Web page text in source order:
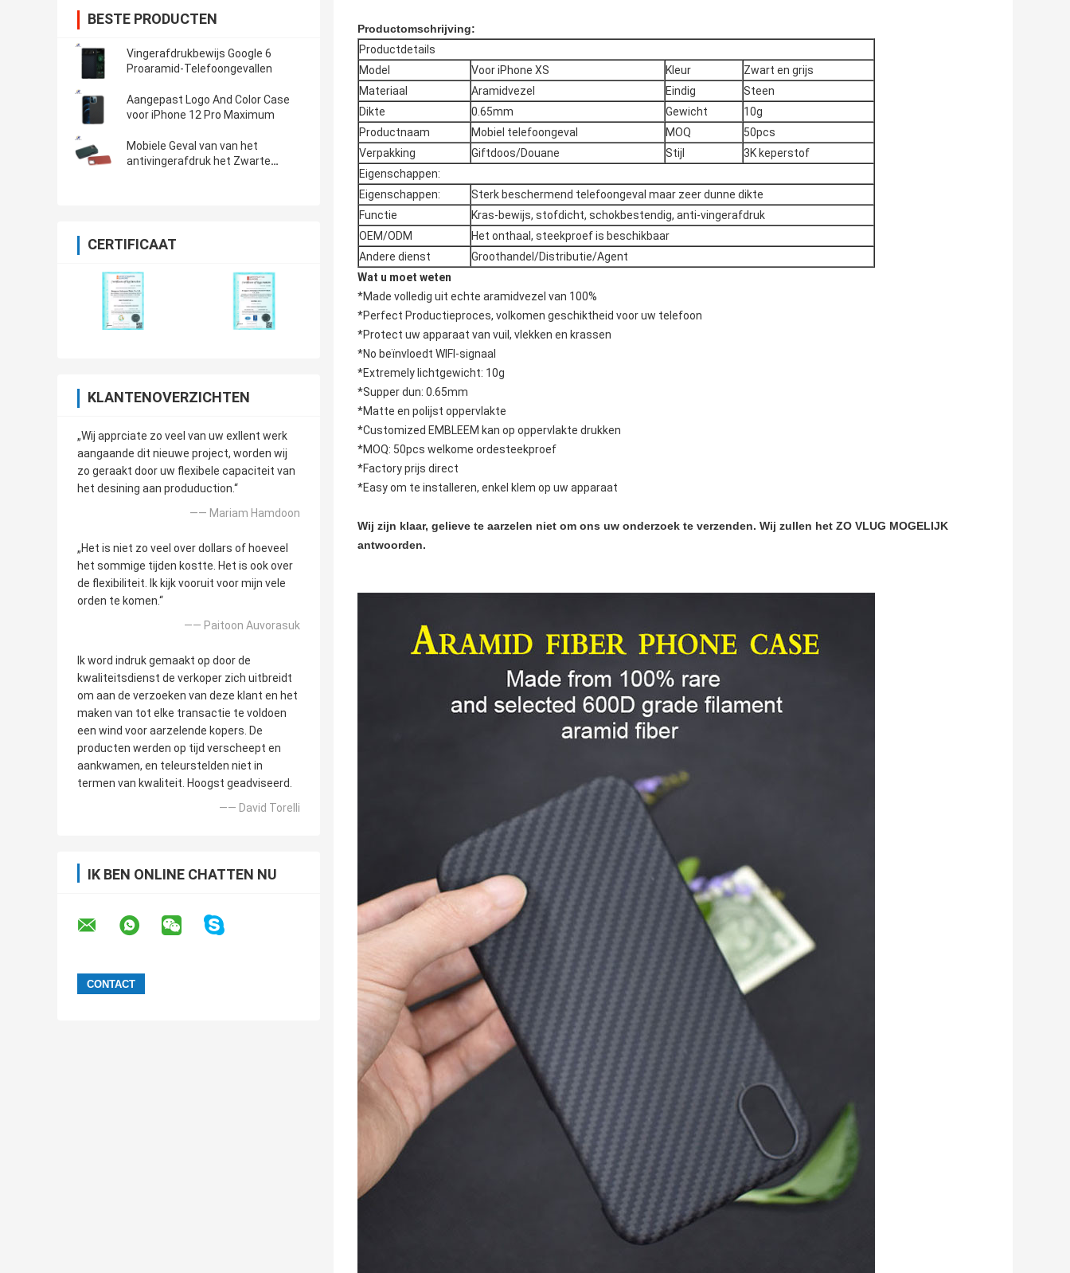
BESTE PRODUCTEN
Vingerafdrukbewijs Google 6
Proaramid-Telefoongevallen
Aangepast Logo And Color Case
voor iPhone 12 Pro Maximum
Mobiele Geval van van het
antivingerafdruk het Zwarte
CERTIFICAAT
KLANTENOVERZICHTEN
„Wij apprciate zo veel van uw exllent werk
aangaande dit nieuwe project, worden wij
zo geraakt door uw flexibele capaciteit van
het desining aan produduction.“
—— Mariam Hamdoon
„Het is niet zo veel over dollars of hoeveel
het sommige tijden kostte. Het is ook over
de flexibiliteit. Ik kijk vooruit voor mijn vele
orden te komen.“
—— Paitoon Auvorasuk
Ik word indruk gemaakt op door de
kwaliteitsdienst de verkoper zich uitbreidt
om aan de verzoeken van deze klant en het
maken van tot elke transactie te voldoen
een wind voor aarzelende kopers. De
producten werden op tijd verscheept en
aankwamen, en teleurstelden niet in
termen van kwaliteit. Hoogst geadviseerd.
—— David Torelli
IK BEN ONLINE CHATTEN NU
Productomschrijving:
Productdetails
Model
Voor iPhone XS Kleur
Zwart en grijs
Materiaal
Aramidvezel Eindig
Steen
Dikte
0.65mm Gewicht
10g
Productnaam
Mobiel telefoongeval MOQ
50pcs
Verpakking
Giftdoos/Douane Stijl
3K keperstof
Eigenschappen:
Eigenschappen:
Sterk beschermend telefoongeval maar zeer dunne dikte
Functie
Kras-bewijs, stofdicht, schokbestendig, anti-vingerafdruk
OEM/ODM
Het onthaal, steekproef is beschikbaar
Andere dienst
Groothandel/Distributie/Agent
Wat u moet weten
*Made volledig uit echte aramidvezel van 100%
*Perfect Productieproces, volkomen geschiktheid voor uw telefoon
*Protect uw apparaat van vuil, vlekken en krassen
*No beïnvloedt WIFI-signaal
*Extremely lichtgewicht: 10g
*Supper dun: 0.65mm
*Matte en polijst oppervlakte
*Customized EMBLEEM kan op oppervlakte drukken
*MOQ: 50pcs welkome ordesteekproef
*Factory prijs direct
*Easy om te installeren, enkel klem op uw apparaat
Wij zijn klaar, gelieve te aarzelen niet om ons uw onderzoek te verzenden. Wij zullen het ZO VLUG MOGELIJK
antwoorden.